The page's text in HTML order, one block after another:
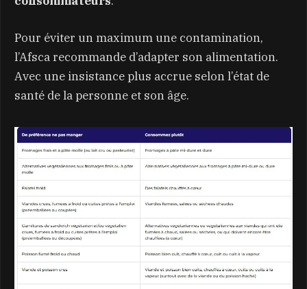
Pour éviter un maximum une contamination,
l’Afsca recommande d’adapter son alimentation.
Avec une insistance plus accrue selon l’état de
santé de la personne et son âge.